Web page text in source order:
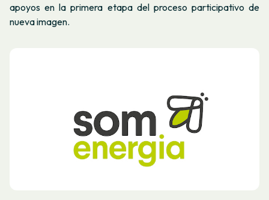
apoyos en la primera etapa del proceso participativo de
nueva imagen.